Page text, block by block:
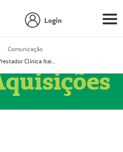
Login
Comunicação
Prestador Clínica Itaipú Ltda (51004348-2)